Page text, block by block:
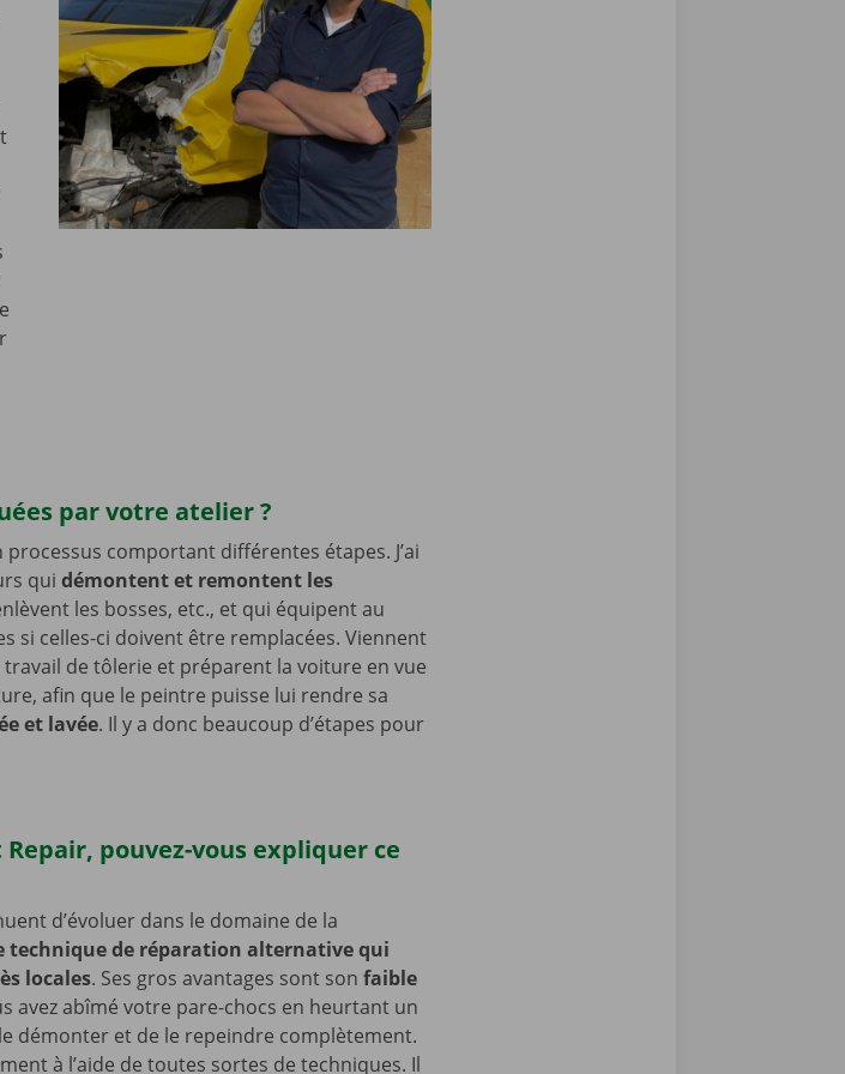
par votre atelier ?
comportant différentes étapes. J’ai
qui démontent et remontent les
les bosses, etc., et qui équipent au
si celles-ci doivent être remplacées. Viennent
travail de tôlerie et préparent la voiture en vue
afin que le peintre puisse lui rendre sa
et lavée. Il y a donc beaucoup d’étapes pour
pouvez-vous expliquer ce
d’évoluer dans le domaine de la
technique de réparation alternative qui
locales. Ses gros avantages sont son faible
avez abîmé votre pare-chocs en heurtant un
démonter et de le repeindre complètement.
à l’aide de toutes sortes de techniques. Il